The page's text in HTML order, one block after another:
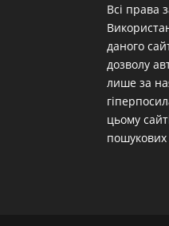
Всі права
даного
дозволу
лише за
цьому
пошукових